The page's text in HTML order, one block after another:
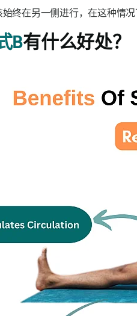
终在另一侧进行，在这种情
B有什么好处？